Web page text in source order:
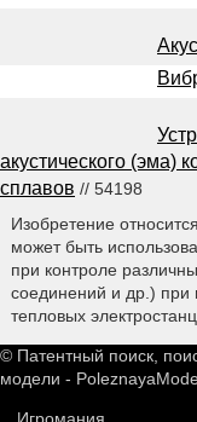
акустического (эма)
сплавов // 54198
Изобретение
может быть
при контроле
соединений и др.) при
тепловых
© Патентный поиск,
модели -